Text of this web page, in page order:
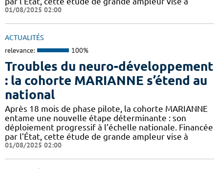
01/08/2025 02:00
ACTUALITÉS
relevance: 100%
Troubles du neuro-développement
: la cohorte MARIANNE s’étend au
national
Après 18 mois de phase pilote, la cohorte MARIANNE
entame une nouvelle étape déterminante : son
déploiement progressif à l’échelle nationale. Financée
par l’État, cette étude de grande ampleur vise à
01/08/2025 02:00